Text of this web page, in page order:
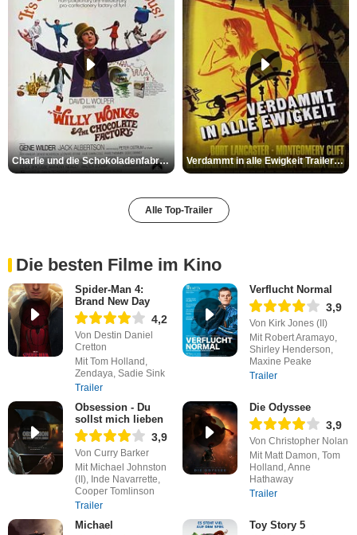
Charlie und die Schokoladenfabrik Trailer OV Verdammt in alle Ewigkeit Trailer OV
Alle Top-Trailer
Die besten Filme im Kino
Spider-Man 4:
Brand New Day
4,2
Von Destin Daniel
Cretton
Mit Tom Holland,
Zendaya, Sadie Sink
Trailer
Verflucht Normal
3,9
Von Kirk Jones (II)
Mit Robert Aramayo,
Shirley Henderson,
Maxine Peake
Trailer
Obsession - Du
sollst mich lieben
3,9
Von Curry Barker
Mit Michael Johnston
(II), Inde Navarrette,
Cooper Tomlinson
Trailer
Die Odyssee
3,9
Von Christopher Nolan
Mit Matt Damon, Tom
Holland, Anne
Hathaway
Trailer
Michael Toy Story 5